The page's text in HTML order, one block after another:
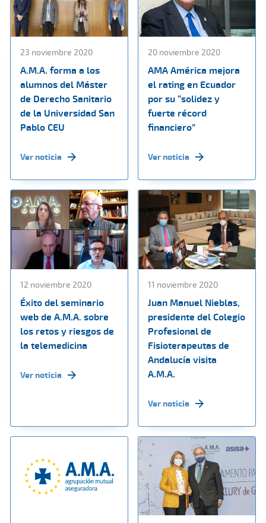
23 noviembre 2020
A.M.A. forma a los
alumnos del Máster
de Derecho Sanitario
de la Universidad San
Pablo CEU
Ver noticia
20 noviembre 2020
AMA América mejora
el rating en Ecuador
por su “solidez y
fuerte récord
financiero”
Ver noticia
12 noviembre 2020
Éxito del seminario
web de A.M.A. sobre
los retos y riesgos de
la telemedicina
Ver noticia
11 noviembre 2020
Juan Manuel Nieblas,
presidente del Colegio
Profesional de
Fisioterapeutas de
Andalucía visita
A.M.A.
Ver noticia